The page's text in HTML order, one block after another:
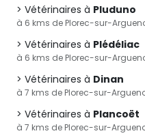
Vétérinaires à Pluduno
à 6 kms de Plorec-sur-
Vétérinaires à Plédéliac
à 6 kms de Plorec-sur-
Vétérinaires à Dinan
à 7 kms de Plorec-sur-
Vétérinaires à Plancoët
à 7 kms de Plorec-sur-